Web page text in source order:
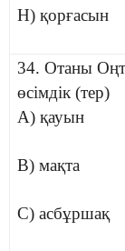
H) қорғасын
34. Отаны
өсімдік (тер)
A) қауын
B) мақта
C) асбұршақ